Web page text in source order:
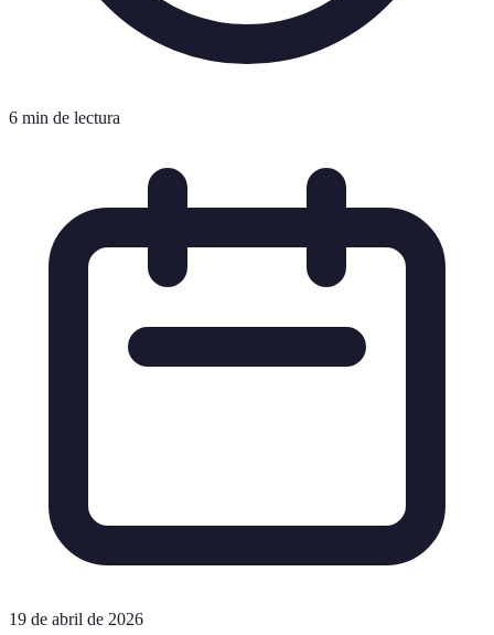
6 min de lectura
19 de abril de 2026